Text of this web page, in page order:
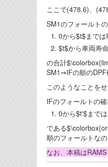
ここで(478.6)、
SM1のフォールト
0から$t$まで
$t$から車両寿
の合計
SM1⇒IFの順のDPF
このようなことを
IFのフォールトの
0から$t'$まで
である
順のフォールトな
なお、本稿は